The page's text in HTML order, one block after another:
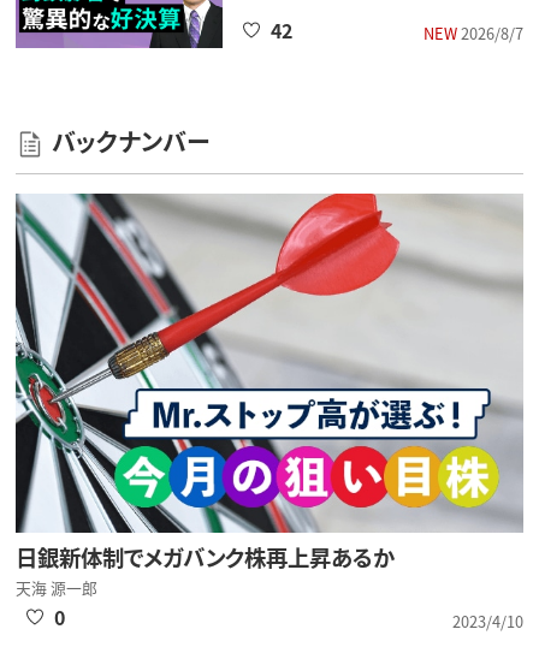
NEW2026/8/7
42
バックナンバー
日銀新体制でメガバンク株再上昇あるか
天海 源一郎
2023/4/10
0